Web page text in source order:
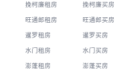
挽柯廉租房 挽柯廉买房
旺通郎租房 旺通郎买房
暹罗租房 暹罗买房
水门租房 水门买房
澎蓬租房 澎蓬买房